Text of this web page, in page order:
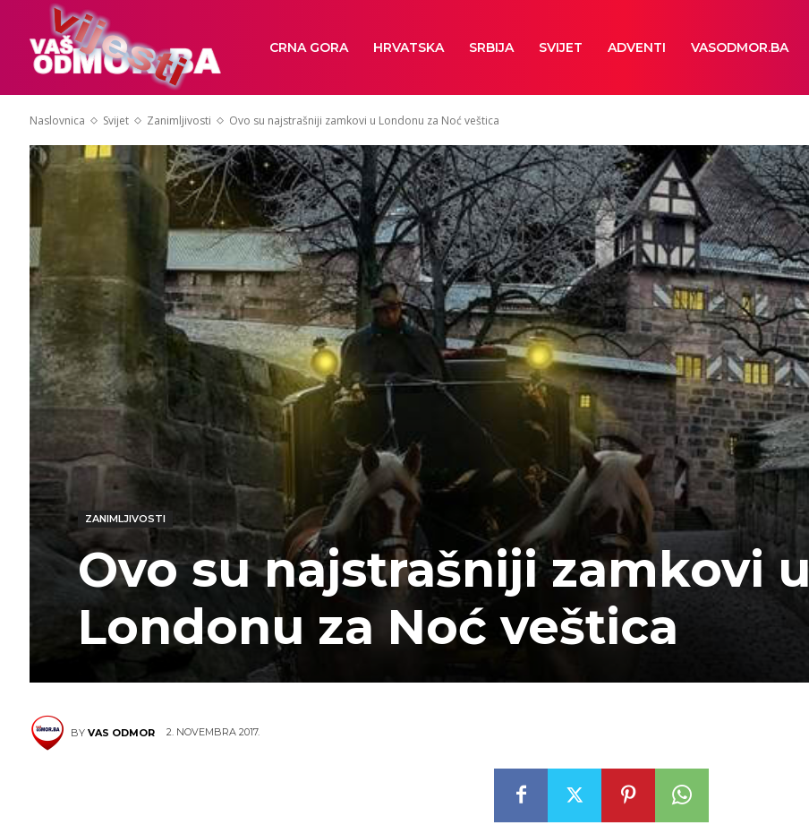
CRNA GORA HRVATSKA SRBIJA SVIJET ADVENTI VASODMOR.BA
Naslovnica Svijet Zanimljivosti Ovo su najstrašniji zamkovi u Londonu za Noć veštica
ZANIMLJIVOSTI
Ovo su najstrašniji zamkovi u
Londonu za Noć veštica
BY VAS ODMOR 2. NOVEMBRA 2017.